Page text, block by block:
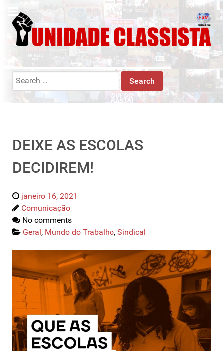
Search
DEIXE AS ESCOLAS
DECIDIREM!
janeiro 16, 2021
Comunicação
No comments
Geral, Mundo do Trabalho, Sindical